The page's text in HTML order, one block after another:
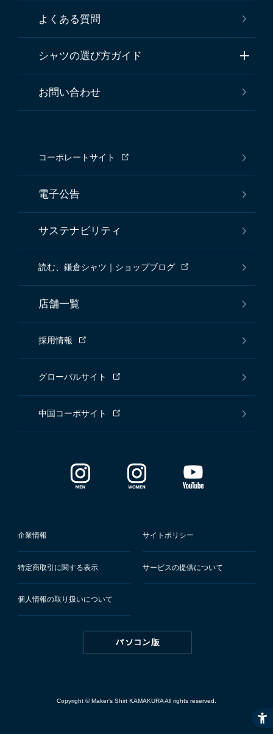
よくある質問
シャツの選び方ガイド
お問い合わせ
コーポレートサイト
電子公告
サステナビリティ
読む、鎌倉シャツ｜ショップブログ
店舗一覧
採用情報
グローバルサイト
中国コーポサイト
企業情報 サイトポリシー
特定商取引に関する表示 サービスの提供について
個人情報の取り扱いについて
Copyright © Maker's Shirt KAMAKURA All rights reserved.